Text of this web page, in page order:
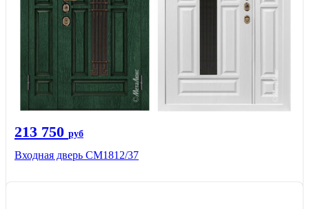
213 750 руб
Входная дверь СМ1812/37